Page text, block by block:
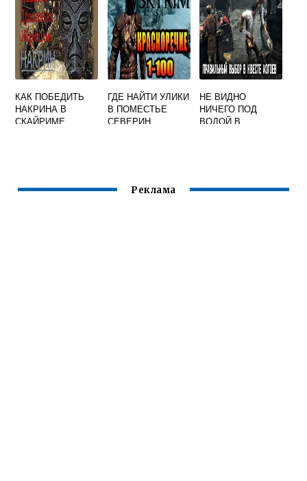
КАК ПОБЕДИТЬ
НАКРИНА В
СКАЙРИМЕ
ГДЕ НАЙТИ УЛИКИ
В ПОМЕСТЬЕ
СЕВЕРИН
НЕ ВИДНО
НИЧЕГО ПОД
ВОДОЙ В
Реклама